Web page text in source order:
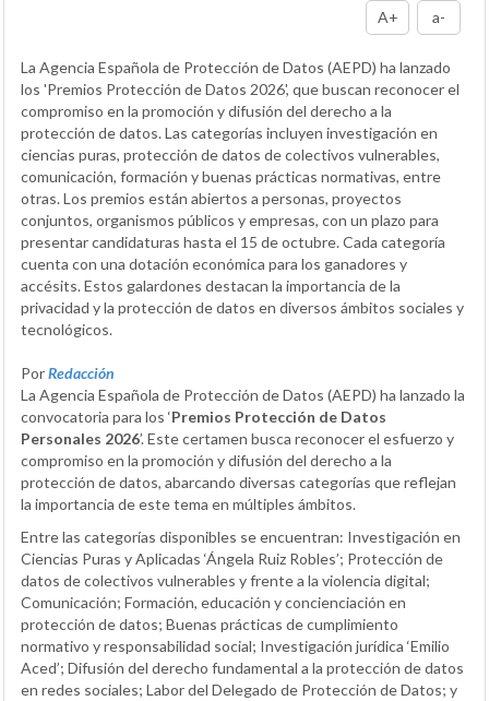
A+
a-
La Agencia Española de Protección de Datos (AEPD) ha lanzado
los 'Premios Protección de Datos 2026', que buscan reconocer el
compromiso en la promoción y difusión del derecho a la
protección de datos. Las categorías incluyen investigación en
ciencias puras, protección de datos de colectivos vulnerables,
comunicación, formación y buenas prácticas normativas, entre
otras. Los premios están abiertos a personas, proyectos
conjuntos, organismos públicos y empresas, con un plazo para
presentar candidaturas hasta el 15 de octubre. Cada categoría
cuenta con una dotación económica para los ganadores y
accésits. Estos galardones destacan la importancia de la
privacidad y la protección de datos en diversos ámbitos sociales y
tecnológicos.
PorRedacción
La Agencia Española de Protección de Datos (AEPD) ha lanzado la
convocatoria para los ‘Premios Protección de Datos
Personales 2026’. Este certamen busca reconocer el esfuerzo y
compromiso en la promoción y difusión del derecho a la
protección de datos, abarcando diversas categorías que reflejan
la importancia de este tema en múltiples ámbitos.
Entre las categorías disponibles se encuentran: Investigación en
Ciencias Puras y Aplicadas ‘Ángela Ruiz Robles’; Protección de
datos de colectivos vulnerables y frente a la violencia digital;
Comunicación; Formación, educación y concienciación en
protección de datos; Buenas prácticas de cumplimiento
normativo y responsabilidad social; Investigación jurídica ‘Emilio
Aced’; Difusión del derecho fundamental a la protección de datos
en redes sociales; Labor del Delegado de Protección de Datos; y